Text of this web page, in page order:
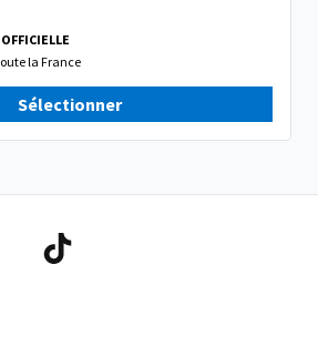
la France
Sélectionner